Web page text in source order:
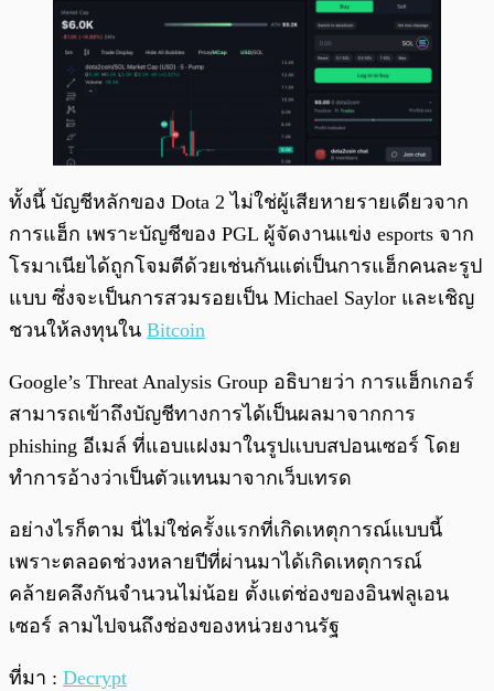
ทั้งนี้ บัญชีหลักของ Dota 2 ไม่ใช่ผู้เสียหายรายเดียวจาก
การแฮ็ก เพราะบัญชีของ PGL ผู้จัดงานแข่ง esports จาก
โรมาเนียได้ถูกโจมตีด้วยเช่นกันแต่เป็นการแฮ็กคนละรูป
แบบ ซึ่งจะเป็นการสวมรอยเป็น Michael Saylor และเชิญ
ชวนให้ลงทุนใน Bitcoin
Google’s Threat Analysis Group อธิบายว่า การแฮ็กเกอร์
สามารถเข้าถึงบัญชีทางการได้เป็นผลมาจากการ
phishing อีเมล์ ที่แอบแฝงมาในรูปแบบสปอนเซอร์ โดย
ทำการอ้างว่าเป็นตัวแทนมาจากเว็บเทรด
อย่างไรก็ตาม นี่ไม่ใช่ครั้งแรกที่เกิดเหตุการณ์แบบนี้
เพราะตลอดช่วงหลายปีที่ผ่านมาได้เกิดเหตุการณ์
คล้ายคลึงกันจำนวนไม่น้อย ตั้งแต่ช่องของอินฟลูเอน
เซอร์ ลามไปจนถึงช่องของหน่วยงานรัฐ
ที่มา : Decrypt